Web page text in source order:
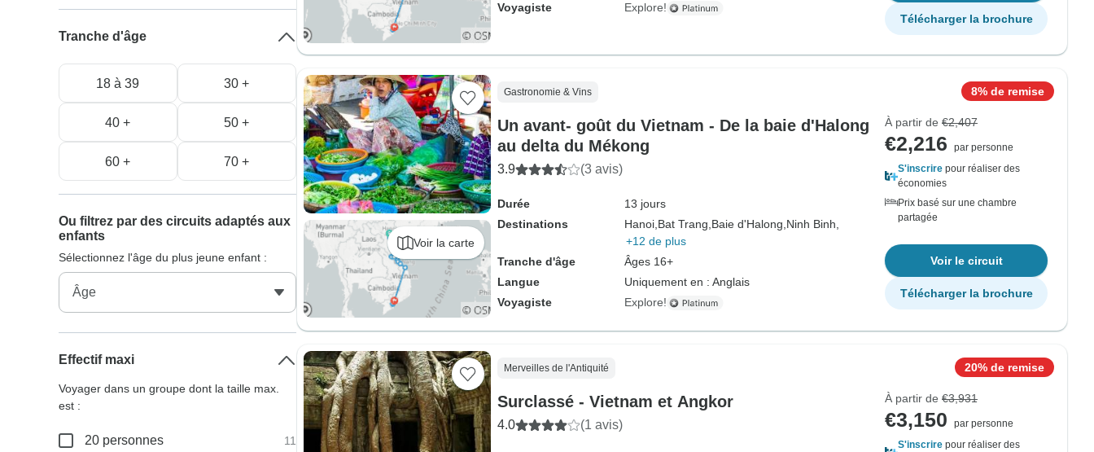
Voyagiste
Explore!
Télécharger la brochure
Voir la carte
Gastronomie & Vins
Un avant- goût du Vietnam - De la baie d'Halong
au delta du Mékong
3.9 (3 avis)
Durée
13 jours
Destinations
Hanoi, Bat Trang, Baie d'Halong, Ninh Binh,
+12 de plus
Tranche d'âge
Âges 16+
Langue
Uniquement en : Anglais
Voyagiste
Explore!
8% de remise
À partir de €2,407
€2,216
par personne
S'inscrire pour réaliser des
économies
Prix basé sur une chambre
partagée
Voir le circuit
Télécharger la brochure
Merveilles de l'Antiquité
Surclassé - Vietnam et Angkor
4.0 (1 avis)
20% de remise
À partir de €3,931
€3,150
par personne
S'inscrire pour réaliser des
Tranche d'âge
18 à 39 30 +
40 + 50 +
60 + 70 +
Ou filtrez par des circuits adaptés aux
enfants
Sélectionnez l'âge du plus jeune enfant :
Effectif maxi
Voyager dans un groupe dont la taille max.
est :
20 personnes 11